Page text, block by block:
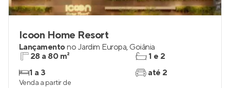
Icoon Home Resort
Lançamentono Jardim Europa, Goiânia
28 a 80 m²
1 a 3
1 e 2
até 2
Venda a partir de